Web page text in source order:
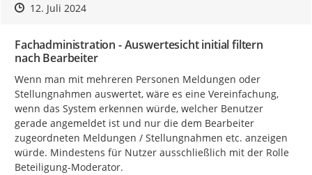
Zeitpunkt des Erstellens
Zeitpunkt des Erstellens
12. Juli 2024Zur Äußerung
Fachadministration - Auswertesicht initial filtern
nach Bearbeiter
Wenn man mit mehreren Personen Meldungen oder
Stellungnahmen auswertet, wäre es eine Vereinfachung,
wenn das System erkennen würde, welcher Benutzer
gerade angemeldet ist und nur die dem Bearbeiter
zugeordneten Meldungen / Stellungnahmen etc. anzeigen
würde. Mindestens für Nutzer ausschließlich mit der Rolle
Beteiligung-Moderator.